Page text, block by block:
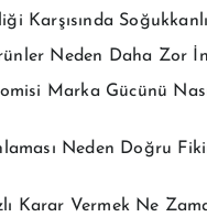
Karşısında
Neden Daha Zor
Marka Gücünü
Neden Doğru
Karar Vermek Ne